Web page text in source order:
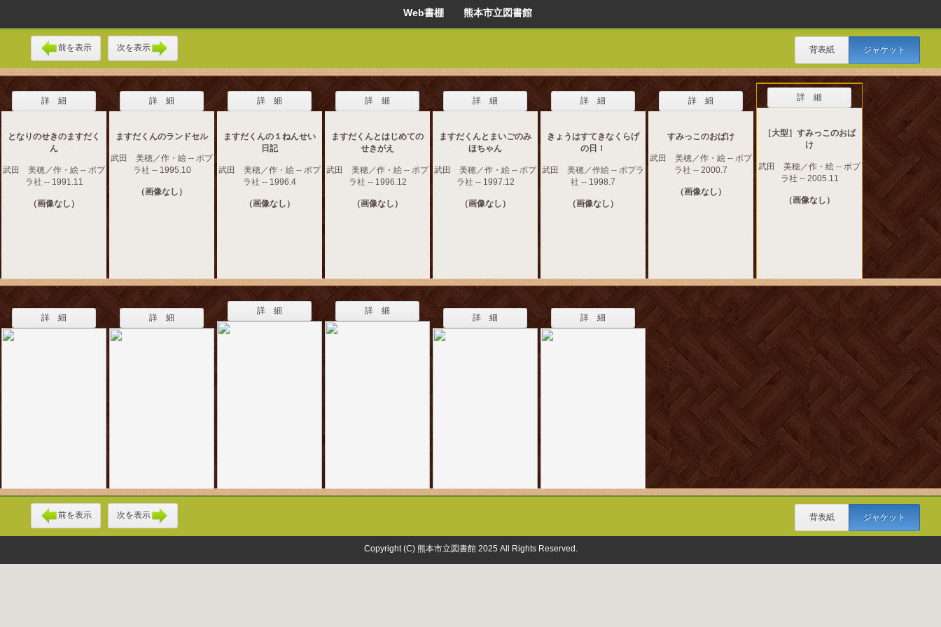
Web書棚 熊本市立図書館
前を表示 次を表示 背表紙 ジャケット
詳 細
となりのせきのますだく
ん
武田 美穂／作・絵 -- ポプ
ラ社 -- 1991.11
（画像なし）
詳 細
ますだくんのランドセル
武田 美穂／作・絵 -- ポプ
ラ社 -- 1995.10
（画像なし）
詳 細
ますだくんの１ねんせい
日記
武田 美穂／作・絵 -- ポプ
ラ社 -- 1996.4
（画像なし）
詳 細
ますだくんとはじめての
せきがえ
武田 美穂／作・絵 -- ポプ
ラ社 -- 1996.12
（画像なし）
詳 細
ますだくんとまいごのみ
ほちゃん
武田 美穂／作・絵 -- ポプ
ラ社 -- 1997.12
（画像なし）
詳 細
きょうはすてきなくらげ
の日！
武田 美穂／作絵 -- ポプラ
社 -- 1998.7
（画像なし）
詳 細
すみっこのおばけ
武田 美穂／作・絵 -- ポプ
ラ社 -- 2000.7
（画像なし）
詳 細
［大型］すみっこのおば
け
武田 美穂／作・絵 -- ポプ
ラ社 -- 2005.11
（画像なし）
詳 細 詳 細
詳 細 詳 細
詳 細 詳 細
前を表示 次を表示 背表紙 ジャケット
Copyright (C) 熊本市立図書館 2025 All Rights Reserved.